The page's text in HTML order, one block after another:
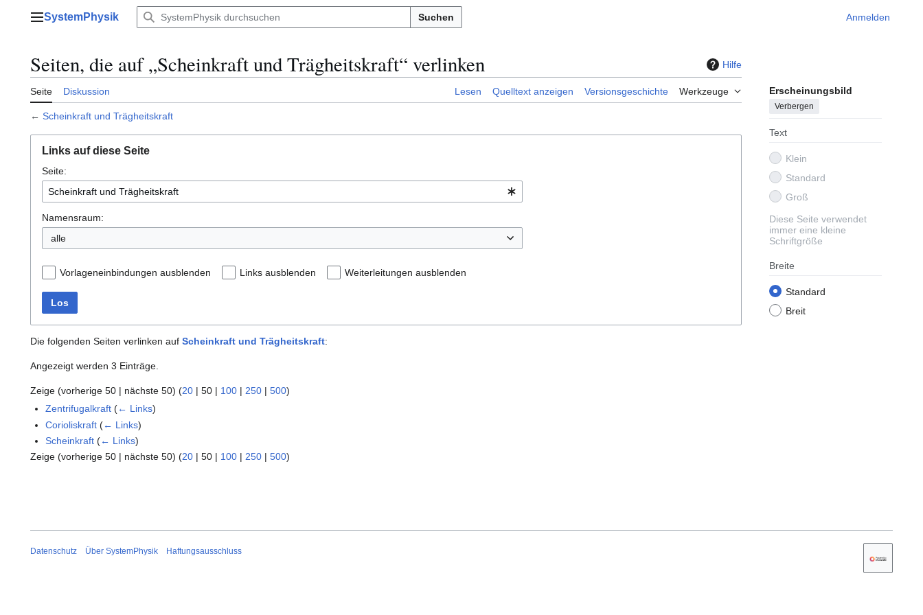
Hauptmenü
SystemPhysik Suchen Anmelden
Seiten, die auf „Scheinkraft und Trägheitskraft“ verlinken Hilfe
Seite Diskussion Lesen Quelltext anzeigen Versionsgeschichte Werkzeuge Erscheinungsbild
Verbergen
Text
Klein
Standard
Groß
Diese Seite verwendet
immer eine kleine
Schriftgröße
Breite
Standard
Breit
← Scheinkraft und Trägheitskraft
Links auf diese Seite
Seite:
Namensraum:
alle
Vorlageneinbindungen ausblenden Links ausblenden Weiterleitungen ausblenden
Los
Die folgenden Seiten verlinken auf Scheinkraft und Trägheitskraft:
Angezeigt werden 3 Einträge.
Zeige (vorherige 50 | nächste 50) (20 | 50 | 100 | 250 | 500)
Zentrifugalkraft (← Links)
Corioliskraft (← Links)
Scheinkraft (← Links)
Zeige (vorherige 50 | nächste 50) (20 | 50 | 100 | 250 | 500)
Datenschutz Über SystemPhysik Haftungsausschluss